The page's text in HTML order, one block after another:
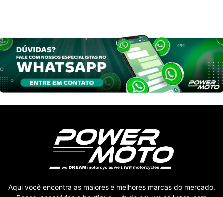
Aqui você encontra as maiores e melhores marcas do mercado.